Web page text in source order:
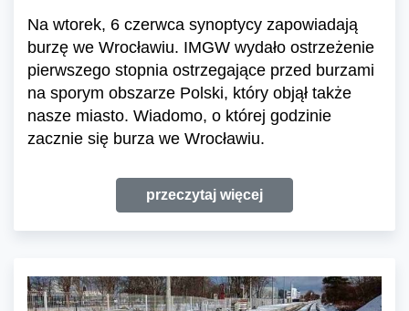
Na wtorek, 6 czerwca synoptycy zapowiadają
burzę we Wrocławiu. IMGW wydało ostrzeżenie
pierwszego stopnia ostrzegające przed burzami
na sporym obszarze Polski, który objął także
nasze miasto. Wiadomo, o której godzinie
zacznie się burza we Wrocławiu.
przeczytaj więcej